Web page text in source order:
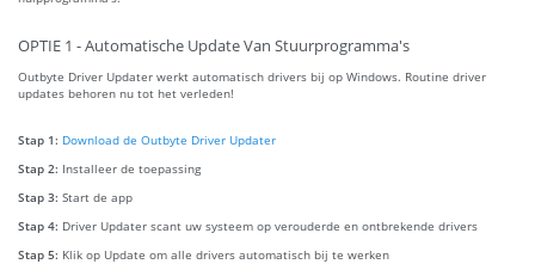
OPTIE 1 - Automatische Update Van Stuurprogramma's
Outbyte Driver Updater werkt automatisch drivers bij op Windows. Routine driver
updates behoren nu tot het verleden!
Stap 1: Download de Outbyte Driver Updater
Stap 2: Installeer de toepassing
Stap 3: Start de app
Stap 4: Driver Updater scant uw systeem op verouderde en ontbrekende drivers
Stap 5: Klik op Update om alle drivers automatisch bij te werken